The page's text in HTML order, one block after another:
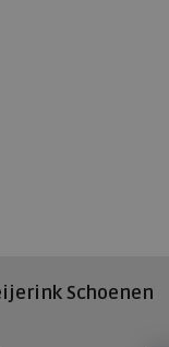
Schoenen